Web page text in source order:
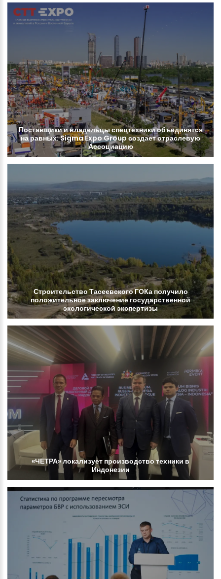
Поставщикиивладельцыспецтехникиобъединятся
наравных:SigmaExpoGroup создаетотраслевую
Ассоциацию
СтроительствоТасеевскогоГОКаполучило
положительноезаключениегосударственной
экологической экспертизы
«ЧЕТРА»локализует производствотехники в
Индонезии